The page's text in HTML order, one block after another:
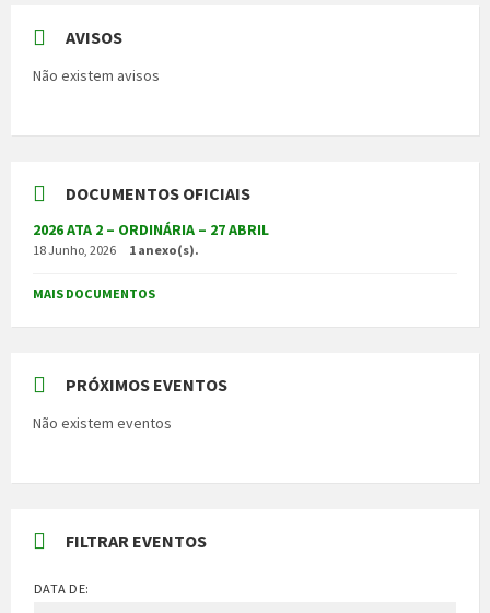
AVISOS
Não existem avisos
DOCUMENTOS OFICIAIS
2026 ATA 2 – ORDINÁRIA – 27 ABRIL
18 Junho, 2026 1 anexo(s).
MAIS DOCUMENTOS
PRÓXIMOS EVENTOS
Não existem eventos
FILTRAR EVENTOS
DATA DE: